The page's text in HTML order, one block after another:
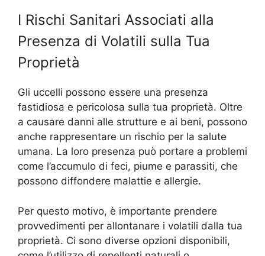
I Rischi Sanitari Associati alla
Presenza di Volatili sulla Tua
Proprietà
Gli uccelli possono essere una presenza
fastidiosa e pericolosa sulla tua proprietà. Oltre
a causare danni alle strutture e ai beni, possono
anche rappresentare un rischio per la salute
umana. La loro presenza può portare a problemi
come l’accumulo di feci, piume e parassiti, che
possono diffondere malattie e allergie.
Per questo motivo, è importante prendere
provvedimenti per allontanare i volatili dalla tua
proprietà. Ci sono diverse opzioni disponibili,